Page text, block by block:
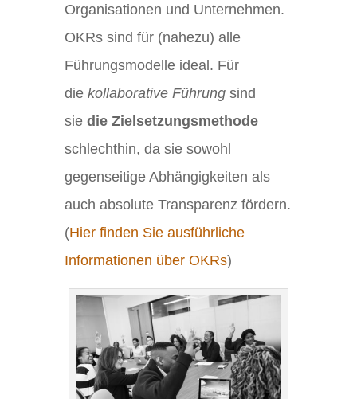
Organisationen und Unternehmen.
OKRs sind für (nahezu) alle
Führungsmodelle ideal. Für
die kollaborative Führungsind
sie die Zielsetzungsmethode
schlechthin, da sie sowohl
gegenseitige Abhängigkeiten als
auch absolute Transparenz fördern.
(Hier finden Sie ausführliche
Informationen über OKRs)